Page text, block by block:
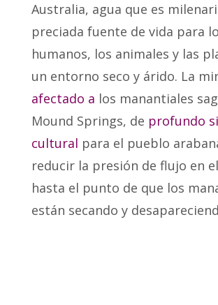
Australia, agua que es
preciada fuente de vida para
humanos, los animales y las
un entorno seco y árido. La
afectado a los manantiales
Mound Springs, de profundo
cultural para el pueblo
reducir la presión de flujo en
hasta el punto de que los
están secando y